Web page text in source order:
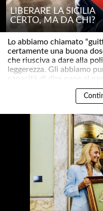
LIBERARE LA SICILIA
CERTO, MA DA CHI?
Lo abbiamo chiamato
certamente una buona
che riusciva a dare alla
leggerezza. Gli abbiamo
capacità di dire pane al